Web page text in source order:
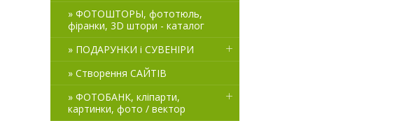
» ФОТОШТОРЫ, фототюль,
фіранки, 3D штори - каталог
» ПОДАРУНКИ і СУВЕНІРИ
» Створення САЙТІВ
» ФОТОБАНК, кліпарти,
картинки, фото / вектор